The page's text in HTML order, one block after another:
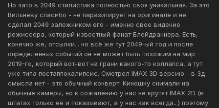
Но зато в 2049 стилистика полностью своя уникальная. За это
Вильневу спасибо - не паразитирует на оригинале и не
сделал 2049 заложником его - именно свое видение
режиссера, который известный фанат Блейдраннера. Есть,
конечно же, отсылки... но всё же тут 2049-ый год и после
определенных событий он не может быть похожим на мир
2019-го, который вот-вот на грани какого-то коллапса, а тут
уже типа постаппокалипсис. Смотрел IMAX 3D версию - в 3д
смысла нет - это обычный конверт. Киношку снимали на
обычные камеры, но к сожалению у нас не крутят IMAX 2D (в
штатах только её и показывают, а у нас как всегда...) поэтому